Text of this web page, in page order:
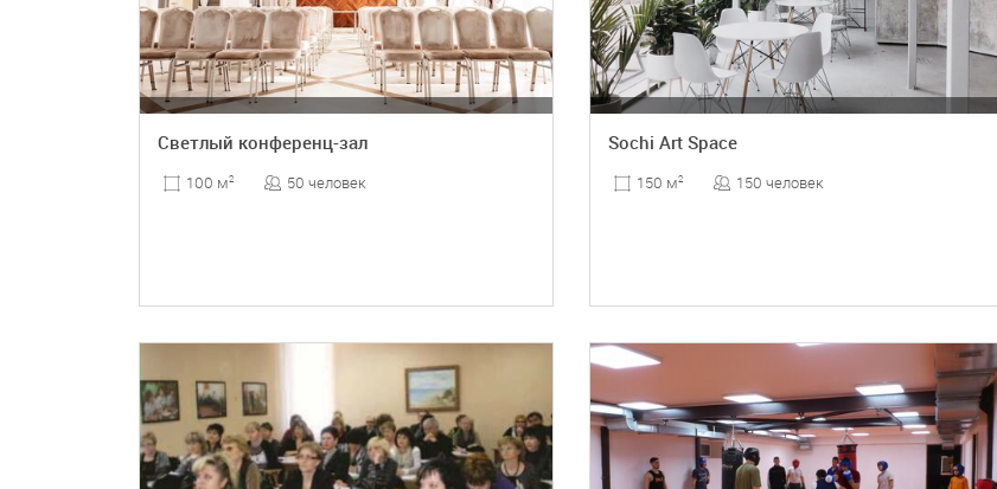
Светлый конференц-зал
100 м2 50 человек
Sochi Art Space
150 м2 150 человек